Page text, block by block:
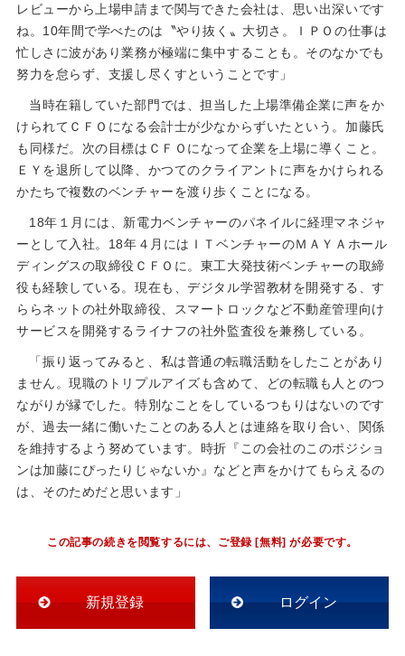
レビューから上場申請まで関与できた会社は、思い出深いです
ね。10年間で学べたのは〝やり抜く〟大切さ。ＩＰＯの仕事は
忙しさに波があり業務が極端に集中することも。そのなかでも
努力を怠らず、支援し尽くすということです」
当時在籍していた部門では、担当した上場準備企業に声をか
けられてＣＦＯになる会計士が少なからずいたという。加藤氏
も同様だ。次の目標はＣＦＯになって企業を上場に導くこと。
ＥＹを退所して以降、かつてのクライアントに声をかけられる
かたちで複数のベンチャーを渡り歩くことになる。
18年１月には、新電力ベンチャーのパネイルに経理マネジャ
ーとして入社。18年４月にはＩＴベンチャーのＭＡＹＡホール
ディングスの取締役ＣＦＯに。東工大発技術ベンチャーの取締
役も経験している。現在も、デジタル学習教材を開発する、す
ららネットの社外取締役、スマートロックなど不動産管理向け
サービスを開発するライナフの社外監査役を兼務している。
「振り返ってみると、私は普通の転職活動をしたことがあり
ません。現職のトリプルアイズも含めて、どの転職も人とのつ
ながりが縁でした。特別なことをしているつもりはないのです
が、過去一緒に働いたことのある人とは連絡を取り合い、関係
を維持するよう努めています。時折『この会社のこのポジショ
ンは加藤にぴったりじゃないか』などと声をかけてもらえるの
は、そのためだと思います」
この記事の続きを閲覧するには、ご登録 [無料] が必要です。
新規登録 ログイン